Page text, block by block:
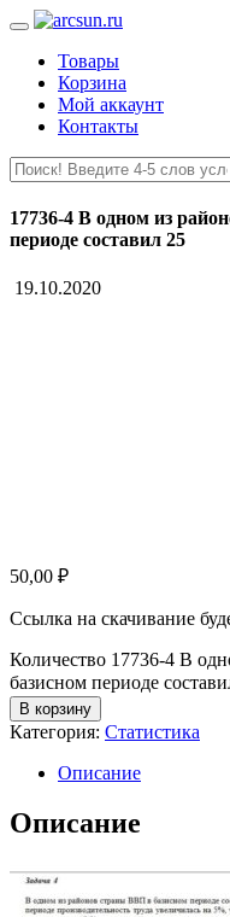
Товары
Корзина
Мой аккаунт
Контакты
17736-4 В одном из
периоде составил 25
19.10.2020
50,00 ₽
Ссылка на скачивание
Количество 17736-4 В
базисном периоде
В корзину
Категория: Статистика
Описание
Описание